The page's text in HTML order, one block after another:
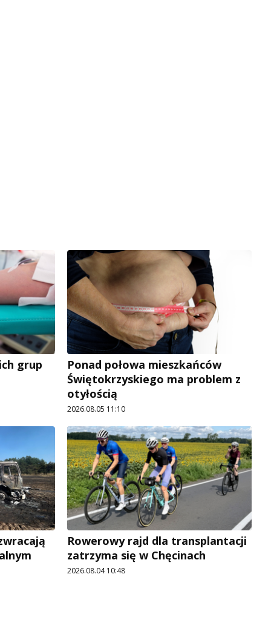
grup
Ponad połowa mieszkańców
Świętokrzyskiego ma problem z
otyłością
2026.08.05 11:10
Rowerowy rajd dla transplantacji
zatrzyma się w Chęcinach
2026.08.04 10:48